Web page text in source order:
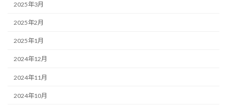
2025年3月
2025年2月
2025年1月
2024年12月
2024年11月
2024年10月